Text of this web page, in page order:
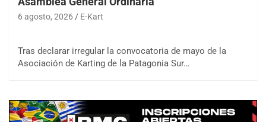
6 agosto, 2026 E-Kart
Tras declarar irregular la convocatoria de mayo de la
Asociación de Karting de la Patagonia Sur…